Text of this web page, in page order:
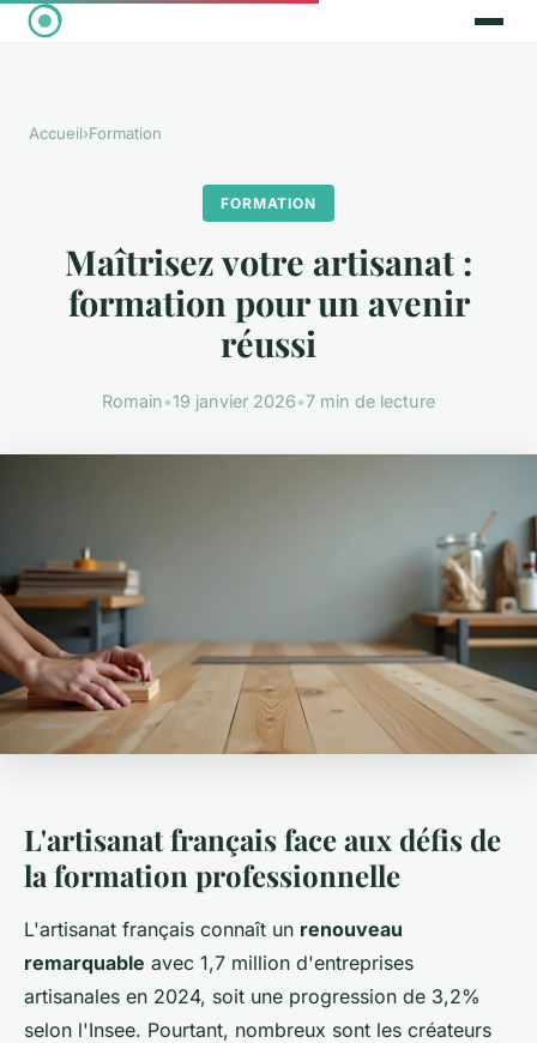
Accueil›Formation
FORMATION
Maîtrisez votre artisanat :
formation pour un avenir
réussi
Romain•19 janvier 2026•7 min de lecture
L'artisanat français face aux défis de
la formation professionnelle
L'artisanat français connaît un renouveau
remarquable avec 1,7 million d'entreprises
artisanales en 2024, soit une progression de 3,2%
selon l'Insee. Pourtant, nombreux sont les créateurs